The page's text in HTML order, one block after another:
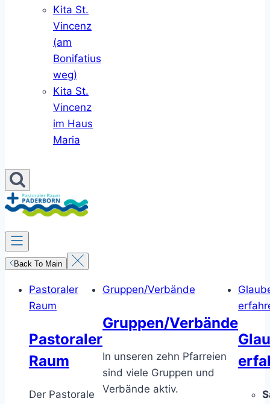
Kita St.
Vincenz
(am
Bonifatius
weg)
Kita St.
Vincenz
im Haus
Maria
Back To Main
Pastoraler
Raum
Pastoraler
Raum
Der Pastorale
Gruppen/Verbände
Gruppen/Verbände
In unseren zehn Pfarreien
sind viele Gruppen und
Verbände aktiv.